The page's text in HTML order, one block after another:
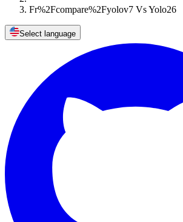
Fr%2Fcompare%2Fyolov7 Vs Yolo26
Select language